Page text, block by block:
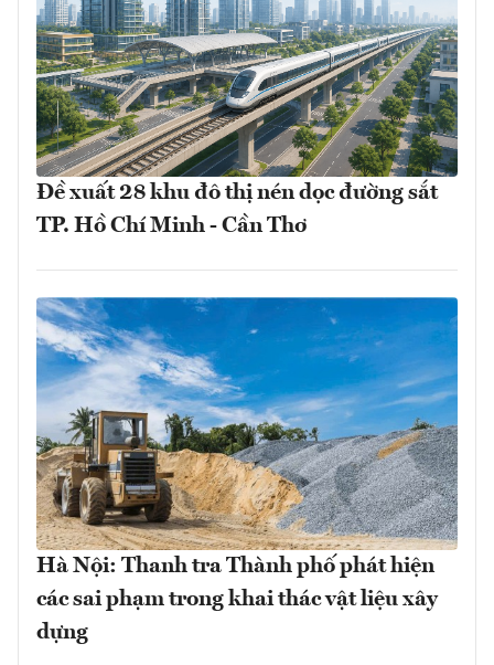
Đề xuất 28 khu đô thị nén dọc đường sắt
TP. Hồ Chí Minh - Cần Thơ
Hà Nội: Thanh tra Thành phố phát hiện
các sai phạm trong khai thác vật liệu xây
dựng